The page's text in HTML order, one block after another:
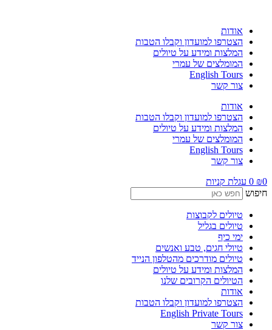
אודות
הצטרפו למועדון וקבלו הטבות
המלצות ומידע על טיולים
המומלצים של עמרי
English Tours
צור קשר
אודות
הצטרפו למועדון וקבלו הטבות
המלצות ומידע על טיולים
המומלצים של עמרי
English Tours
צור קשר
₪
0 עגלת קניות
חיפוש
טיולים לקבוצות
טיולים בגליל
ימי כיף
טיולי חגים, טבע ואנשים
טיולים מודרכים מהטלפון הנייד
המלצות ומידע על טיולים
הטיולים הקרובים שלנו
אודות
הצטרפו למועדון וקבלו הטבות
English Private Tours
צור קשר